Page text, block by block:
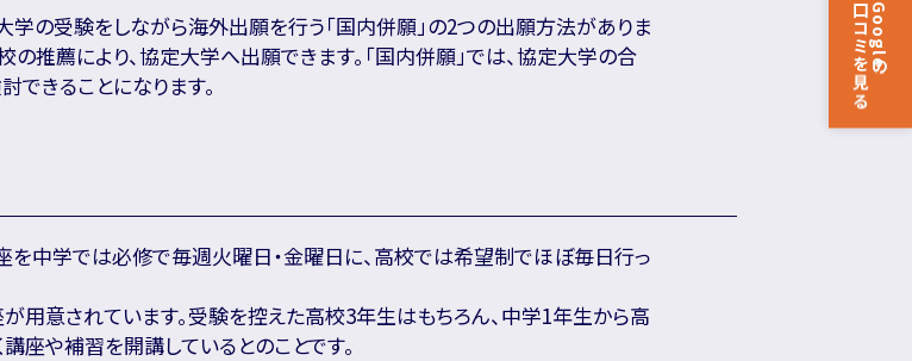
学の受験をしながら海外出願を行う「国内併願」の2つの出願方法がありま
推薦により、協定大学へ出願できます。「国内併願」では、協定大学の合
できることになります。
中学では必修で毎週火曜日・金曜日に、高校では希望制でほぼ毎日行っ
用意されています。受験を控えた高校3年生はもちろん、中学1年生から高
や補習を開講しているとのことです。
Googleの
口コミを見る